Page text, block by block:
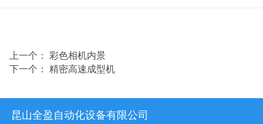
上一个： 彩色相机内景
下一个： 精密高速成型机
昆山全盈自动化设备有限公司